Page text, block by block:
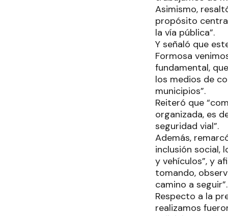
Asimismo,
propósito
la vía pública”.
Y señaló que
Formosa
fundamental,
los medios de
municipios”.
Reiteró que
organizada, es
seguridad vial”.
Además,
inclusión social,
y vehículos”, y
tomando,
camino a seguir”.
Respecto a la
realizamos